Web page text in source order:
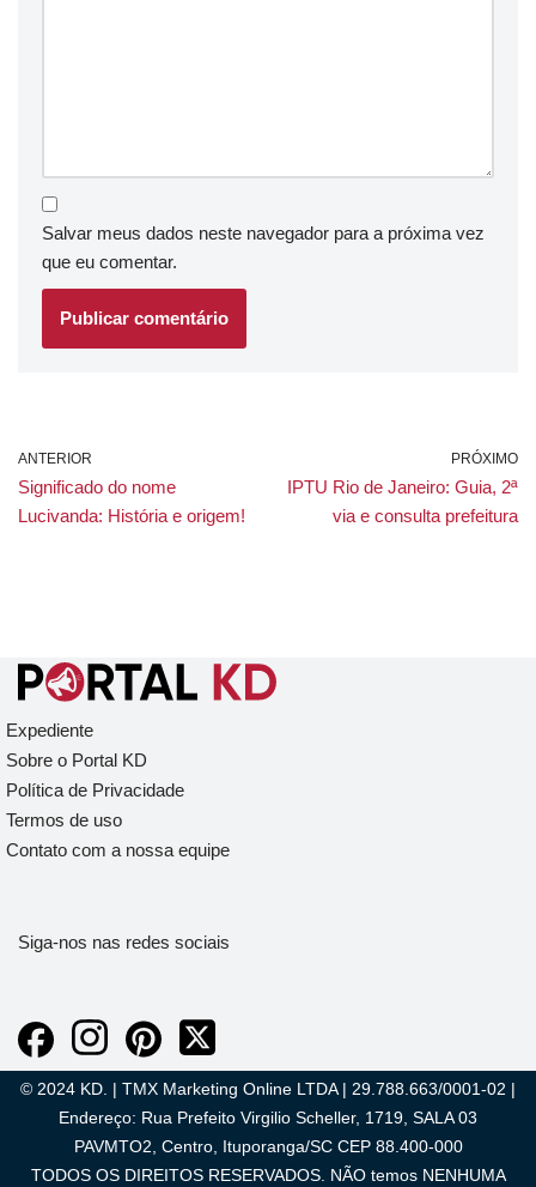
Salvar meus dados neste navegador para a próxima vez
que eu comentar.
ANTERIOR
Significado do nome
Lucivanda: História e origem!
PRÓXIMO
IPTU Rio de Janeiro: Guia, 2ª
via e consulta prefeitura
Expediente
Sobre o Portal KD
Política de Privacidade
Termos de uso
Contato com a nossa equipe
Siga-nos nas redes sociais
© 2024 KD. | TMX Marketing Online LTDA | 29.788.663/0001-02 |
Endereço: Rua Prefeito Virgilio Scheller, 1719, SALA 03
PAVMTO2, Centro, Ituporanga/SC CEP 88.400-000
TODOS OS DIREITOS RESERVADOS. NÃO temos NENHUMA